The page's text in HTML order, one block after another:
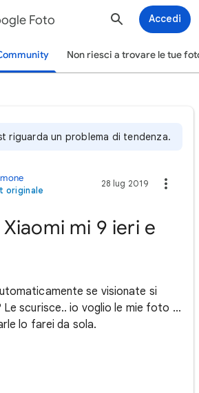
Foto Accedi
Non riesci a trovare le tue
riguarda un problema di tendenza.
originale
28 lug 2019
mi 9 ieri e
se visionate si
scurisce.. io voglio le mie foto ...
lo farei da sola.